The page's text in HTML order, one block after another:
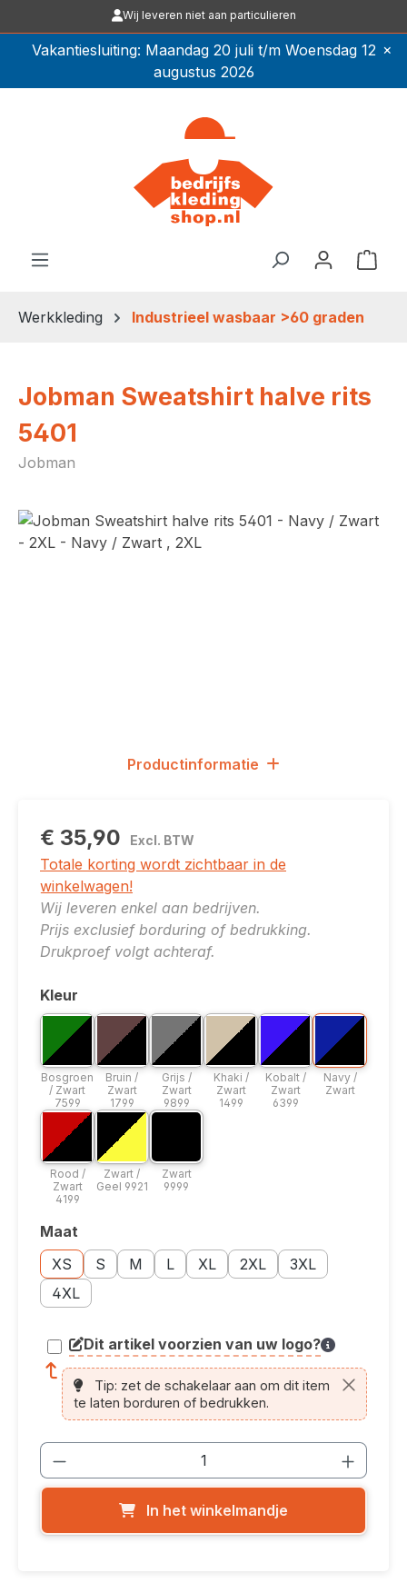
Ga naar de hoofdinhoudWij leveren niet aan particulieren
Vakantiesluiting: Maandag 20 juli t/m Woensdag 12
augustus 2026
×
Werkkleding Industrieel wasbaar >60 graden
Jobman Sweatshirt halve rits
5401
Jobman
Afbeeldingengalerij overslaan
Productinformatie
€ 35,90 Excl. BTW
Totale korting wordt zichtbaar in de
winkelwagen!
Wij leveren enkel aan bedrijven.
Prijs exclusief borduring of bedrukking.
Drukproef volgt achteraf.
Selecteer
Kleur
Bosgroen / Zwart 7599
Bicolor optie: Bosgroen / Zwart 7599
Bosgroen
/ Zwart
7599
Bruin / Zwart 1799
Bicolor optie: Bruin / Zwart 1799
Bruin /
Zwart
1799
Grijs / Zwart 9899
Bicolor optie: Grijs / Zwart 9899
Grijs /
Zwart
9899
Khaki / Zwart 1499
Bicolor optie: Khaki / Zwart
Khaki /
Zwart
1499
Kobalt / Zwart
Bicolor optie: Kobalt
Kobalt /
Zwart
6399
Bicolor
Navy /
Zwart
Rood / Zwart 4199
Bicolor optie: Rood / Zwart 4199
Rood /
Zwart
4199
Bicolor optie: Zwart / Geel 9921
Zwart /
Geel 9921
Kleuroptie: Zwart 9999
Zwart
9999
Selecteer
Maat
XS
Maatoptie: XS
S
Maatoptie: S
M
Maatoptie: M
L
Maatoptie: L
XL
Maatoptie: XL
2XL
Maatoptie: 2XL
3XL
Maatoptie: 3XL
4XL
Maatoptie: 4XL
Dit artikel voorzien van uw logo?
article.printing.helptext
Tip: zet de schakelaar aan om dit item
te laten borduren of bedrukken.
Producthoeveelheid: Voer de
In het winkelmandje